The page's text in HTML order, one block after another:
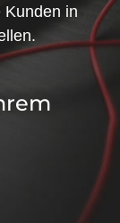
Kunden in